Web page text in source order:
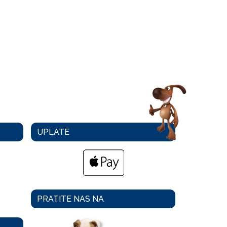
UPLATE
PRATITE NAS NA